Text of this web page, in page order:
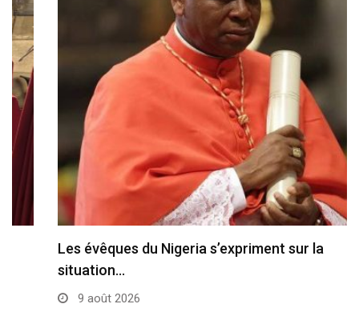
Les évêques du Nigeria s’expriment sur la
situation…
9 août 2026